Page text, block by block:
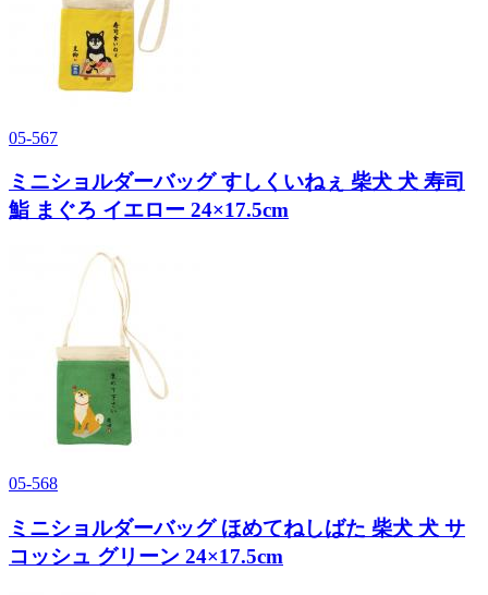
05-567
ミニショルダーバッグ すしくいねぇ 柴犬 犬 寿司
鮨 まぐろ イエロー 24×17.5cm
05-568
ミニショルダーバッグ ほめてねしばた 柴犬 犬 サ
コッシュ グリーン 24×17.5cm